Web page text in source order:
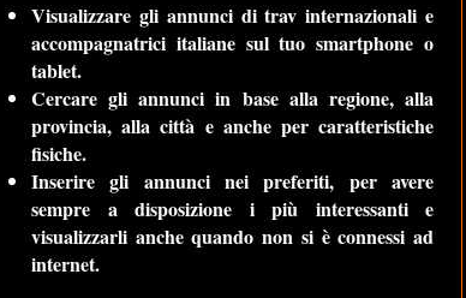
Visualizzare gli annunci di trav internazionali e
accompagnatrici italiane sul tuo smartphone o
tablet.
Cercare gli annunci in base alla regione, alla
provincia, alla città e anche per caratteristiche
fisiche.
Inserire gli annunci nei preferiti, per avere
sempre a disposizione i più interessanti e
visualizzarli anche quando non si è connessi ad
internet.